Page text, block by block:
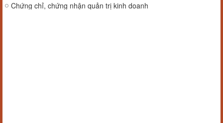
Chứng chỉ, chứng nhận quản trị kinh doanh